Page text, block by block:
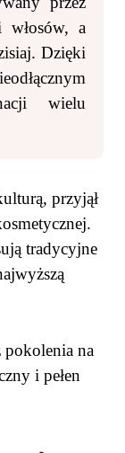
a
Dzięki
wielu
przyjął
tradycyjne
pokolenia na
i pełen